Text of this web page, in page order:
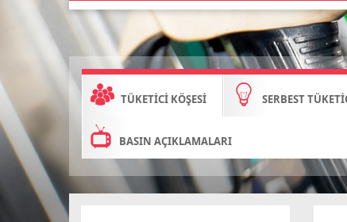
TÜKETİCİ KÖŞESİ SERBEST
BASIN AÇIKLAMALARI